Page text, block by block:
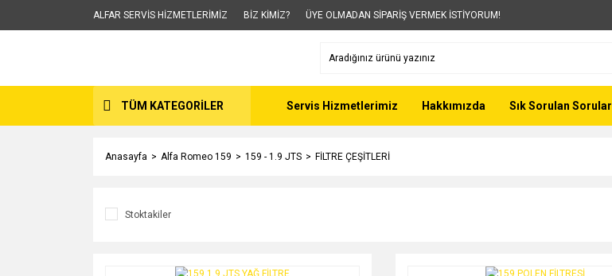
ALFAR SERVİS HİZMETLERİMİZ BİZ KİMİZ? ÜYE OLMADAN SİPARİŞ VERMEK İSTİYORUM!
TÜM KATEGORİLER Servis Hizmetlerimiz Hakkımızda Sık Sorulan Sorular
Anasayfa Alfa Romeo 159 159 - 1.9 JTS FİLTRE ÇEŞİTLERİ
Stoktakiler